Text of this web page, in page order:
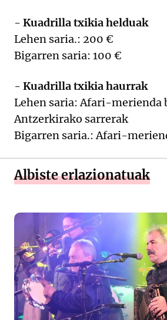
- Kuadrilla txikia helduak
Lehen saria.: 200 €
Bigarren saria: 100 €
- Kuadrilla txikia haurrak
Lehen saria: Afari-merienda
Antzerkirako sarrerak
Bigarren saria.: Afari-
Albiste erlazionatuak